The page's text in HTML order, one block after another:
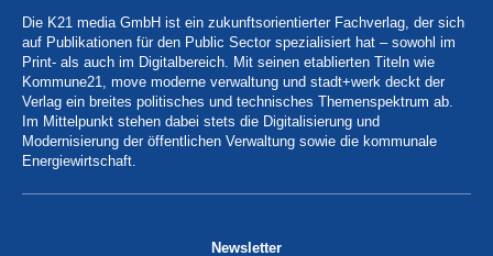
Die K21 media GmbH ist ein zukunftsorientierter Fachverlag, der sich
auf Publikationen für den Public Sector spezialisiert hat – sowohl im
Print- als auch im Digitalbereich. Mit seinen etablierten Titeln wie
Kommune21, move moderne verwaltung und stadt+werk deckt der
Verlag ein breites politisches und technisches Themenspektrum ab.
Im Mittelpunkt stehen dabei stets die Digitalisierung und
Modernisierung der öffentlichen Verwaltung sowie die kommunale
Energiewirtschaft.
Newsletter